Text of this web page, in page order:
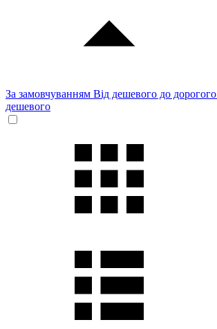
За замовчуванням Від дешевого до дорогого
дешевого